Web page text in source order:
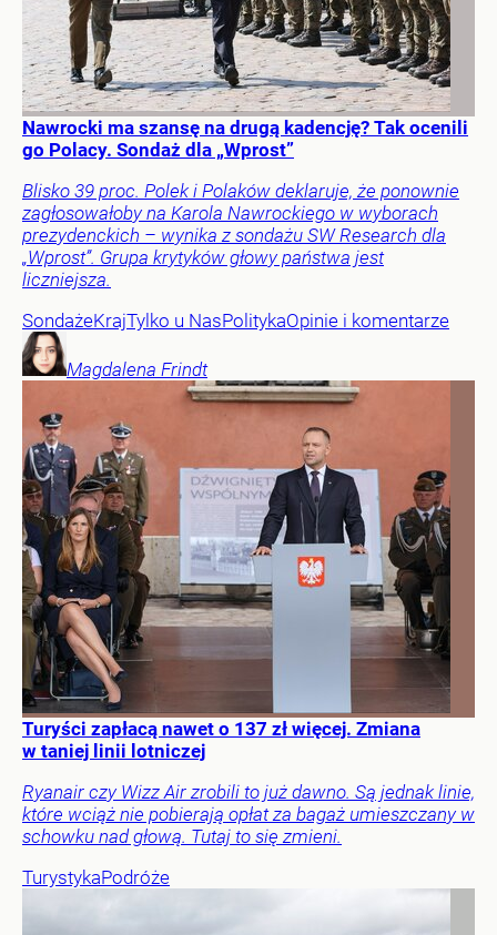
Nawrocki ma szansę na drugą kadencję? Tak ocenili
go Polacy. Sondaż dla „Wprost”
Blisko 39 proc. Polek i Polaków deklaruje, że ponownie
zagłosowałoby na Karola Nawrockiego w wyborach
prezydenckich – wynika z sondażu SW Research dla
„Wprost”. Grupa krytyków głowy państwa jest
liczniejsza.
SondażeKrajTylko u NasPolitykaOpinie i komentarze
Magdalena Frindt
Turyści zapłacą nawet o 137 zł więcej. Zmiana
w taniej linii lotniczej
Ryanair czy Wizz Air zrobili to już dawno. Są jednak linie,
które wciąż nie pobierają opłat za bagaż umieszczany w
schowku nad głową. Tutaj to się zmieni.
TurystykaPodróże